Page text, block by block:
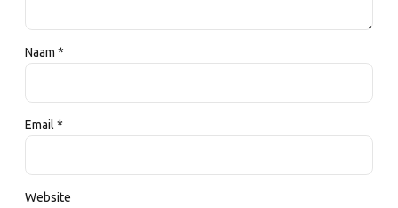
Naam *
Email *
Website